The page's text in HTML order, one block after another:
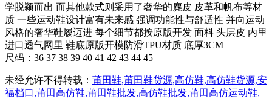
学脱颖而出 而其他款式则采用了奢华的麂皮 皮革和帆布等材
质 一些运动鞋设计富有未来感 强调功能性与舒适性 并向运动
风格的奢华鞋履迈进 每个细节都按原版开发 面料 头层皮 内里
进口透气网里 鞋底原版开模防滑TPU材质 底厚3CM
尺码：36 37 38 39 40 41 42 43 44 45
未经允许不得转载： 莆田鞋,莆田鞋货源,高仿鞋,高仿鞋货源,安
福档口,莆田高仿鞋,莆田鞋批发,高仿鞋批发,莆田高仿运动鞋,